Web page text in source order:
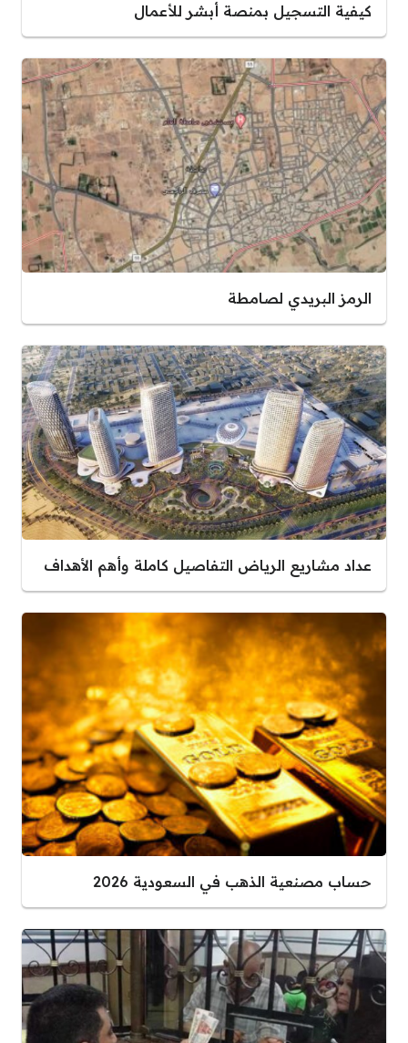
كيفية التسجيل بمنصة أبشر للأعمال
الرمز البريدي لصامطة
عداد مشاريع الرياض التفاصيل كاملة وأهم الأهداف
حساب مصنعية الذهب في السعودية 2026